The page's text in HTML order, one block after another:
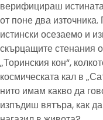
верифицираш
от поне два
истински осезаемо и
скърцащите стенания
„Торинския кон“,
космическата кал в
нито имам какво да
изпъдиш вятъра, как